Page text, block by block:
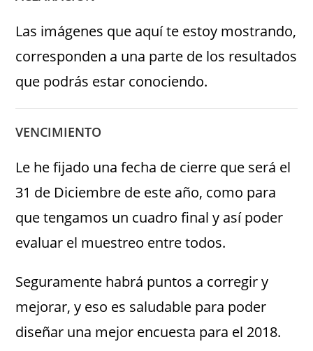
Las imágenes que aquí te estoy mostrando,
corresponden a una parte de los resultados
que podrás estar conociendo.
VENCIMIENTO
Le he fijado una fecha de cierre que será el
31 de Diciembre de este año, como para
que tengamos un cuadro final y así poder
evaluar el muestreo entre todos.
Seguramente habrá puntos a corregir y
mejorar, y eso es saludable para poder
diseñar una mejor encuesta para el 2018.